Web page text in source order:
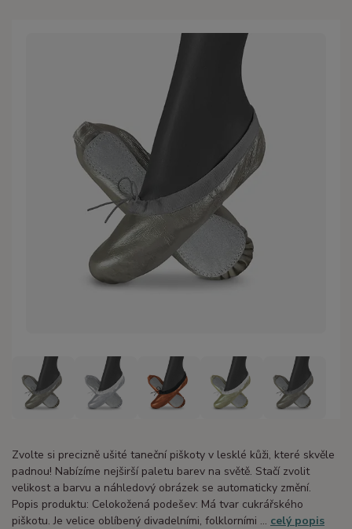
Zvolte si precizně ušité taneční piškoty v lesklé kůži, které skvěle
padnou! Nabízíme nejširší paletu barev na světě. Stačí zvolit
velikost a barvu a náhledový obrázek se automaticky změní.
Popis produktu: Celokožená podešev: Má tvar cukrářského
piškotu. Je velice oblíbený divadelními, folklorními ... celý popis